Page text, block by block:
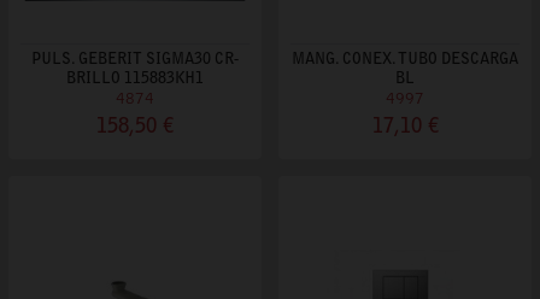
PULS. GEBERIT SIGMA30 CR-
BRILLO 115883KH1
4874
158,50 €
MANG. CONEX. TUBO DESCARGA
BL
4997
17,10 €